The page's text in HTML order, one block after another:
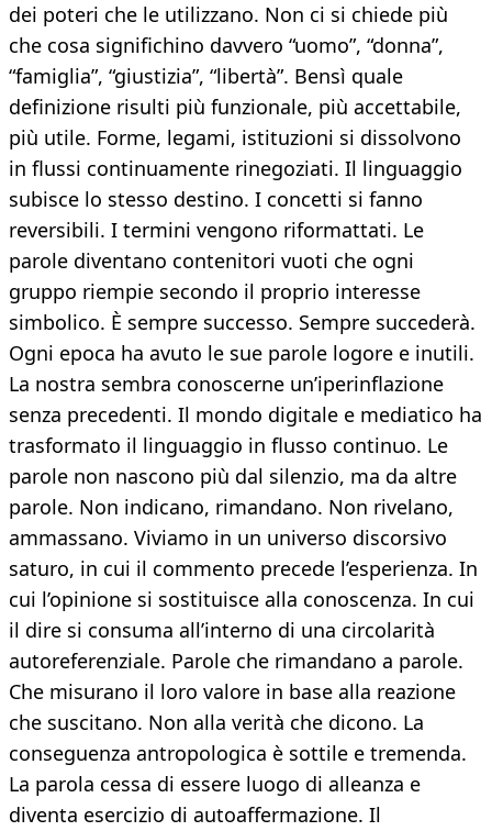
dei poteri che le utilizzano. Non ci si chiede più
che cosa significhino davvero “uomo”, “donna”,
“famiglia”, “giustizia”, “libertà”. Bensì quale
definizione risulti più funzionale, più accettabile,
più utile. Forme, legami, istituzioni si dissolvono
in flussi continuamente rinegoziati. Il linguaggio
subisce lo stesso destino. I concetti si fanno
reversibili. I termini vengono riformattati. Le
parole diventano contenitori vuoti che ogni
gruppo riempie secondo il proprio interesse
simbolico. È sempre successo. Sempre succederà.
Ogni epoca ha avuto le sue parole logore e inutili.
La nostra sembra conoscerne un’iperinflazione
senza precedenti. Il mondo digitale e mediatico ha
trasformato il linguaggio in flusso continuo. Le
parole non nascono più dal silenzio, ma da altre
parole. Non indicano, rimandano. Non rivelano,
ammassano. Viviamo in un universo discorsivo
saturo, in cui il commento precede l’esperienza. In
cui l’opinione si sostituisce alla conoscenza. In cui
il dire si consuma all’interno di una circolarità
autoreferenziale. Parole che rimandano a parole.
Che misurano il loro valore in base alla reazione
che suscitano. Non alla verità che dicono. La
conseguenza antropologica è sottile e tremenda.
La parola cessa di essere luogo di alleanza e
diventa esercizio di autoaffermazione. Il